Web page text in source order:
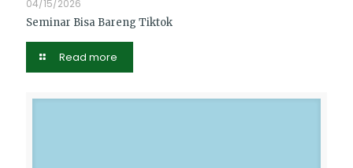
04/15/2026
Seminar Bisa Bareng Tiktok
Read more